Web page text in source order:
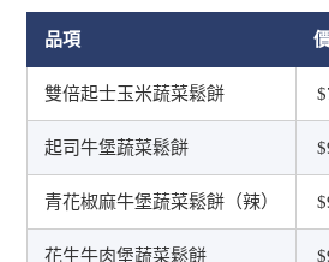
品項
雙倍起士玉米蔬菜鬆餅
起司牛堡蔬菜鬆餅
青花椒麻牛堡蔬菜鬆餅（辣）
花生牛肉堡蔬菜鬆餅